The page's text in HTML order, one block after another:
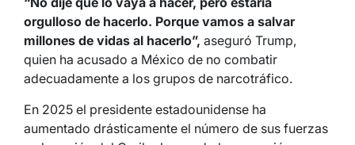
orgulloso de hacerlo. Porque vamos a salvar
millones de vidas al hacerlo”, aseguró Trump,
quien ha acusado a México de no combatir
adecuadamente a los grupos de narcotráfico.
En 2025 el presidente estadounidense ha
aumentado drásticamente el número de sus fuerzas